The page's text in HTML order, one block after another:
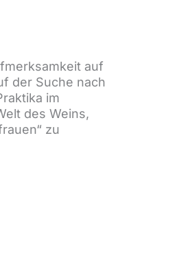
auf
der Suche nach
im
des Weins,
zu